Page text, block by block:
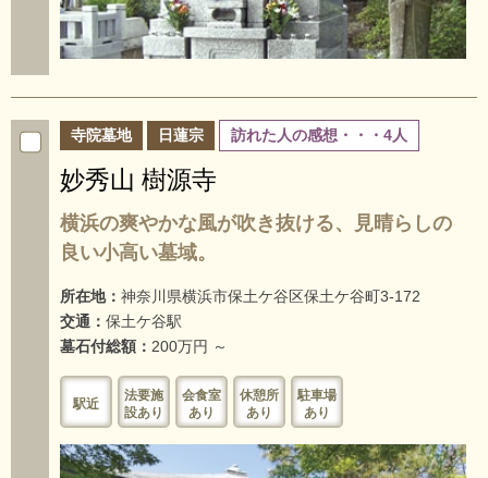
寺院墓地 日蓮宗 訪れた人の感想・・・4人
妙秀山 樹源寺
横浜の爽やかな風が吹き抜ける、見晴らしの
良い小高い墓域。
所在地： 神奈川県横浜市保土ケ谷区保土ケ谷町3-172
交通： 保土ケ谷駅
墓石付総額： 200万円 ～
駅近
法要施
設あり
会食室
あり
休憩所
あり
駐車場
あり